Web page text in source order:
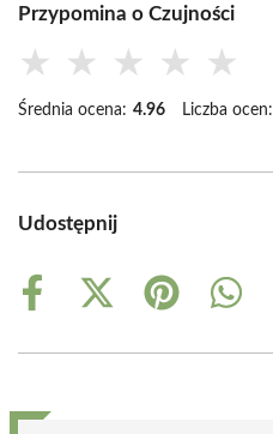
Przypomina o Czujności
★ ★ ★ ★ ★
Średnia ocena: 4.96 Liczba ocen:
Udostępnij
Share
Share
(Twitter)
Share
Share